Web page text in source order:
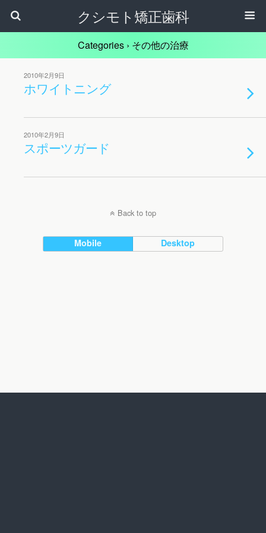
クシモト矯正歯科
Categories › その他の治療
2010年2月9日
ホワイトニング
2010年2月9日
スポーツガード
Back to top
Mobile Desktop